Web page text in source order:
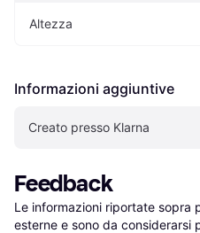
Altezza
Informazioni aggiuntive
Creato presso Klarna
Feedback
Le informazioni riportate sopra
esterne e sono da considerarsi